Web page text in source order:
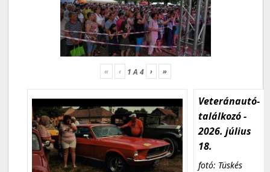
« ‹ 1A 4 › »
Veteránautó-
találkozó -
2026. július
18.
fotó: Tüskés